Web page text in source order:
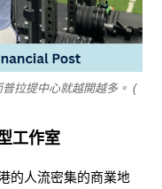
拉提中心就越開越多。 (
工作室
的人流密集的商業地